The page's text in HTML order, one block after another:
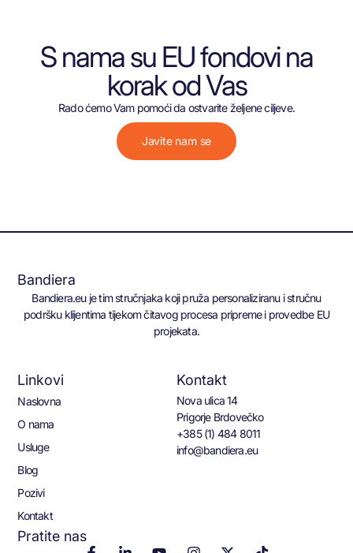
S nama su EU fondovi na
korak od Vas
Rado ćemo Vam pomoći da ostvarite željene ciljeve.
Javite nam se
Bandiera
Bandiera.eu je tim stručnjaka koji pruža personaliziranu i stručnu
podršku klijentima tijekom čitavog procesa pripreme i provedbe EU
projekata.
Linkovi
Naslovna
O nama
Usluge
Blog
Pozivi
Kontakt
Kontakt
Nova ulica 14
Prigorje Brdovečko
+385 (1) 484 8011
info@bandiera.eu
Pratite nas